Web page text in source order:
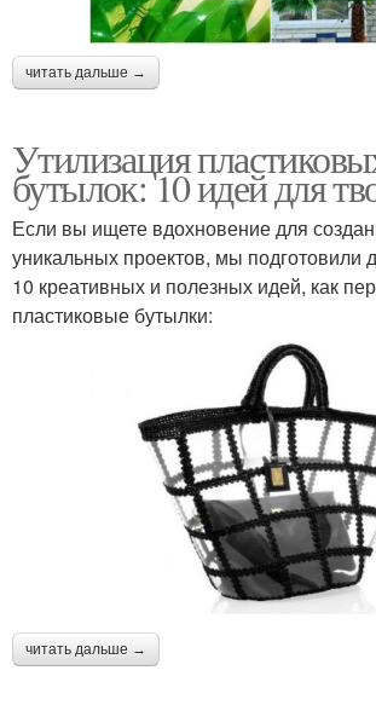
читать дальше →
Утилизация
бутылок: 10 идей для
Если вы ищете вдохновение для
уникальных проектов, мы подготовили
10 креативных и полезных идей, как
пластиковые бутылки:
читать дальше →